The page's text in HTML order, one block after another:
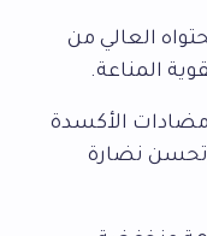
العالي من
الأكسدة
نضارة